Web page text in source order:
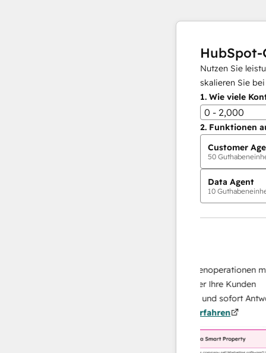
HubSpot-
Nutzen Sie
skalieren Sie
1. Wie viele
0 - 2,000
2. Funktionen
Customer
50
Data Agent
10
Skalieren Sie Ihrer Datenoperationen mit
KI-gestützten Agent, der Ihre Kunden
recherchiert, analysiert und sofort Antworten
Mehr erfahren